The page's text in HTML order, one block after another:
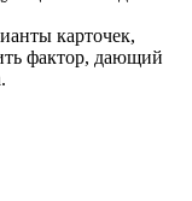
карточек,
фактор, дающий